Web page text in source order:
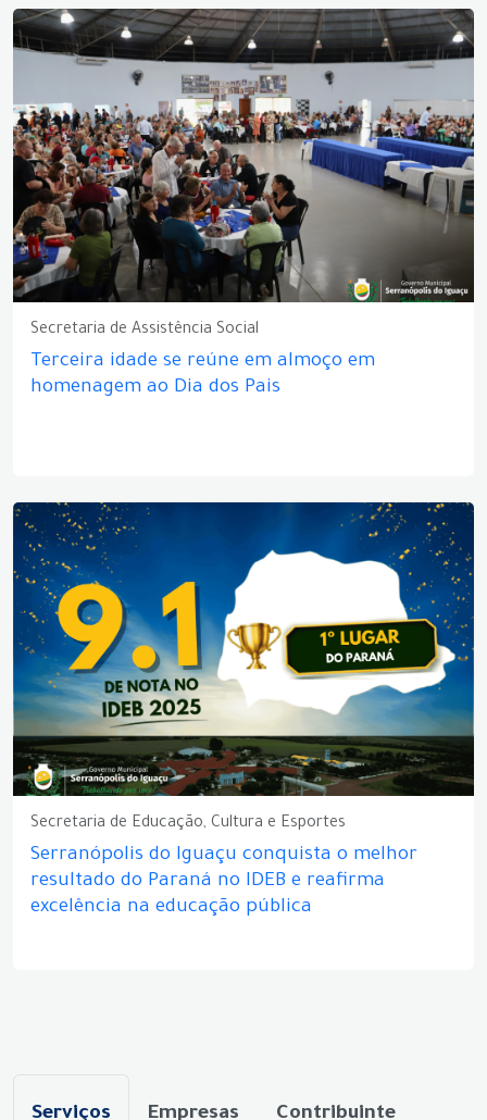
Secretaria de Assistência Social
Terceira idade se reúne em almoço em
homenagem ao Dia dos Pais
Secretaria de Educação, Cultura e Esportes
Serranópolis do Iguaçu conquista o melhor
resultado do Paraná no IDEB e reafirma
excelência na educação pública
Serviços Empresas Contribuinte